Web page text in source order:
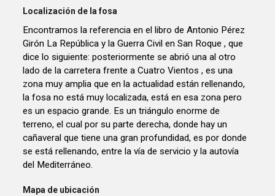
Localización de la fosa
Encontramos la referencia en el libro de Antonio Pérez
Girón La República y la Guerra Civil en San Roque , que
dice lo siguiente: posteriormente se abrió una al otro
lado de la carretera frente a Cuatro Vientos , es una
zona muy amplia que en la actualidad están rellenando,
la fosa no está muy localizada, está en esa zona pero
es un espacio grande. Es un triángulo enorme de
terreno, el cual por su parte derecha, donde hay un
cañaveral que tiene una gran profundidad, es por donde
se está rellenando, entre la vía de servicio y la autovía
del Mediterráneo.
Mapa de ubicación